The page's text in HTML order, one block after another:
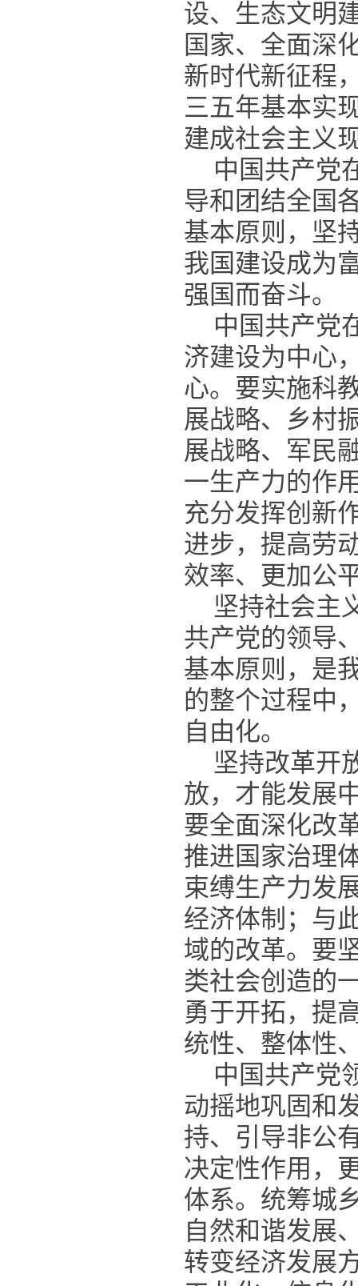
设、生态文明
国家、全面深
新时代新征程
三五年基本实
建成社会主义
中国共产党
导和团结全国
基本原则，坚
我国建设成为
强国而奋斗。
中国共产党
济建设为中心
心。要实施科
展战略、乡村
展战略、军民
一生产力的作
充分发挥创新
进步，提高劳
效率、更加公
坚持社会主
共产党的领导
基本原则，是
的整个过程中
自由化。
坚持改革开
放，才能发展
要全面深化改
推进国家治理
束缚生产力发
经济体制；与
域的改革。要
类社会创造的
勇于开拓，提
统性、整体性
中国共产党
动摇地巩固和
持、引导非公
决定性作用，
体系。统筹城
自然和谐发展
转变经济发展